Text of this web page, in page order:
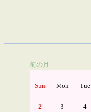
前の月
Sun Mon Tue
2
3 4